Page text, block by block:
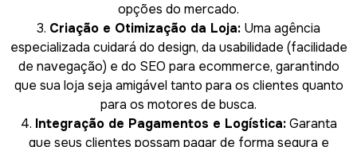
opções do mercado.
3. Criação e Otimização da Loja: Uma agência
especializada cuidará do design, da usabilidade (facilidade
de navegação) e do SEO para ecommerce, garantindo
que sua loja seja amigável tanto para os clientes quanto
para os motores de busca.
4. Integração de Pagamentos e Logística:Garanta
que seus clientes possam pagar de forma segura e